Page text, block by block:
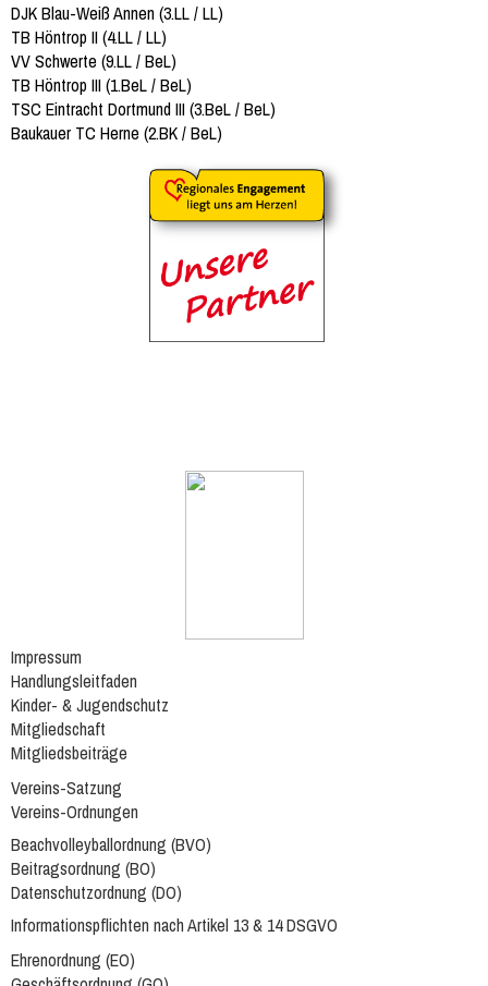
DJK Blau-Weiß Annen (3.LL / LL)
TB Höntrop II (4.LL / LL)
VV Schwerte (9.LL / BeL)
TB Höntrop III (1.BeL / BeL)
TSC Eintracht Dortmund III (3.BeL / BeL)
Baukauer TC Herne (2.BK / BeL)
Impressum
Handlungsleitfaden
Kinder- & Jugendschutz
Mitgliedschaft
Mitgliedsbeiträge
Vereins-Satzung
Vereins-Ordnungen
Beachvolleyballordnung (BVO)
Beitragsordnung (BO)
Datenschutzordnung (DO)
Informationspflichten nach Artikel 13 & 14 DSGVO
Ehrenordnung (EO)